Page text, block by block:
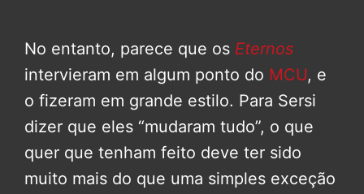
No entanto, parece que os Eternos
intervieram em algum ponto do MCU, e
o fizeram em grande estilo. Para Sersi
dizer que eles “mudaram tudo”, o que
quer que tenham feito deve ter sido
muito mais do que uma simples exceção